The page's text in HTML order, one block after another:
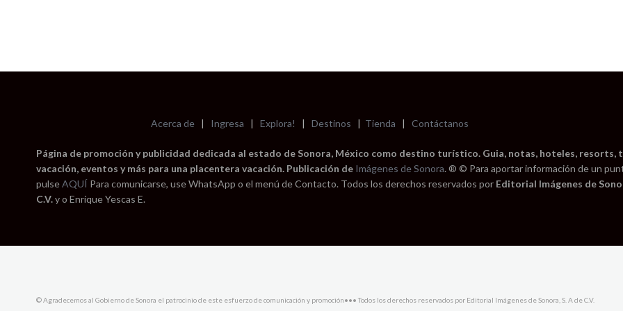
Acerca de | Ingresa | Explora! | Destinos | Tienda | Contáctanos
Página de promoción y publicidad dedicada al estado de Sonora, México como destino turístico. Guia, notas, hoteles, resorts,
vacación, eventos y más para una placentera vacación. Publicación de Imágenes de Sonora. ® © Para aportar información de un
pulseAQUÍ Para comunicarse, use WhatsApp o el menú de Contacto. Todos los derechos reservados por Editorial Imágenes de
C.V.y o Enrique Yescas E.
© Agradecemos al Gobierno de Sonora el patrocinio de este esfuerzo de comunicación y promoción••• Todos los derechos reservados por Editorial Imágenes de Sonora, S. A de C.V.